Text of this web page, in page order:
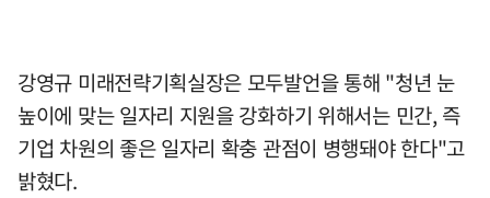
강영규 미래전략기획실장은 모두발언을 통해 "청년 눈
높이에 맞는 일자리 지원을 강화하기 위해서는 민간, 즉
기업 차원의 좋은 일자리 확충 관점이 병행돼야 한다"고
밝혔다.